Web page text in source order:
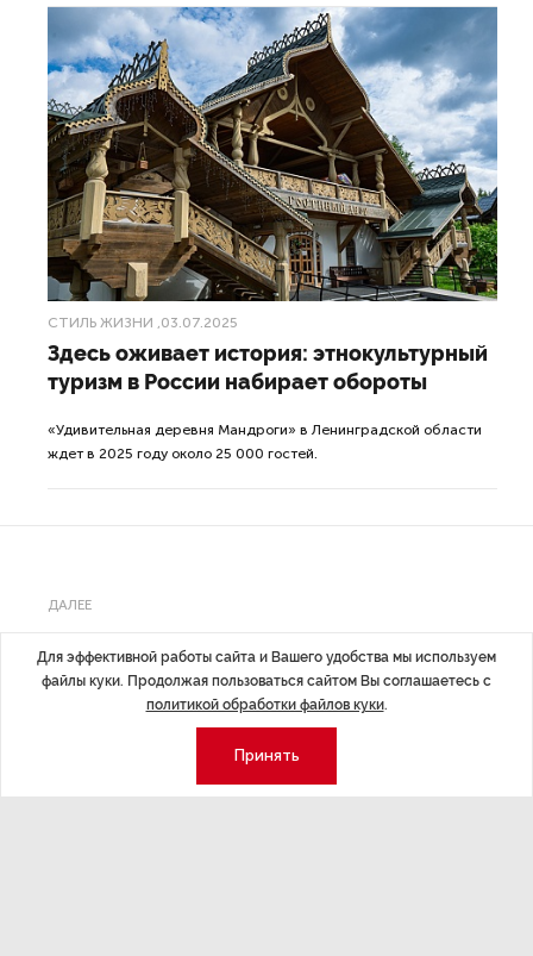
СТИЛЬ ЖИЗНИ ,03.07.2025
Здесь оживает история: этнокультурный
туризм в России набирает обороты
«Удивительная деревня Мандроги» в Ленинградской области
ждет в 2025 году около 25 000 гостей.
ДАЛЕЕ
Роскачество проведет
в Петербурге
практическую
конференцию
Для эффективной работы сайта и Вашего удобства мы используем
файлы куки. Продолжая пользоваться сайтом Вы соглашаетесь с
политикой обработки файлов куки.
Принять